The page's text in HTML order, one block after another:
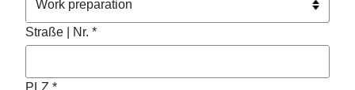
Straße | Nr. *